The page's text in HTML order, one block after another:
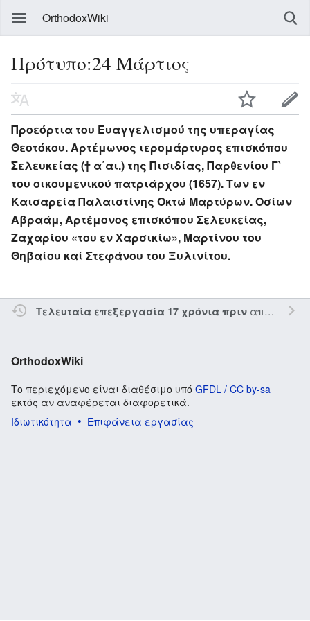
OrthodoxWiki
Πρότυπο:24 Μάρτιος
Προεόρτια του Ευαγγελισμού της υπεραγίας
Θεοτόκου. Αρτέμωνος ιερομάρτυρος επισκόπου
Σελευκείας († α΄αι.) της Πισιδίας, Παρθενίου Γ`
του οικουμενικού πατριάρχου (1657). Των εν
Καισαρεία Παλαιστίνης Οκτώ Μαρτύρων. Οσίων
Αβραάμ, Αρτέμονος επισκόπου Σελευκείας,
Ζαχαρίου «του εν Χαρσικίω», Μαρτίνου του
Θηβαίου καί Στεφάνου του Ξυλινίτου.
Τελευταία επεξεργασία 17 χρόνια πριναπό τον την
OrthodoxWiki
Το περιεχόμενο είναι διαθέσιμο υπό GFDL / CC by-sa
εκτός αν αναφέρεται διαφορετικά.
Ιδιωτικότητα
Επιφάνεια εργασίας